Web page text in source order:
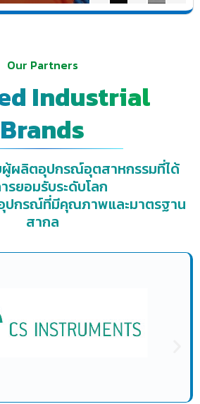
Our Partners
Industrial
Brands
ผู้ผลิตอุปกรณ์อุตสาหกรรมที่ได้
รยอมรับระดับโลก
ปกรณ์ที่มีคุณภาพและมาตรฐาน
สากล